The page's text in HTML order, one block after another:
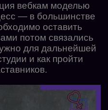
вебкам моделью
— в большинстве
оставить
потом связались
для дальнейшей
и как пройти